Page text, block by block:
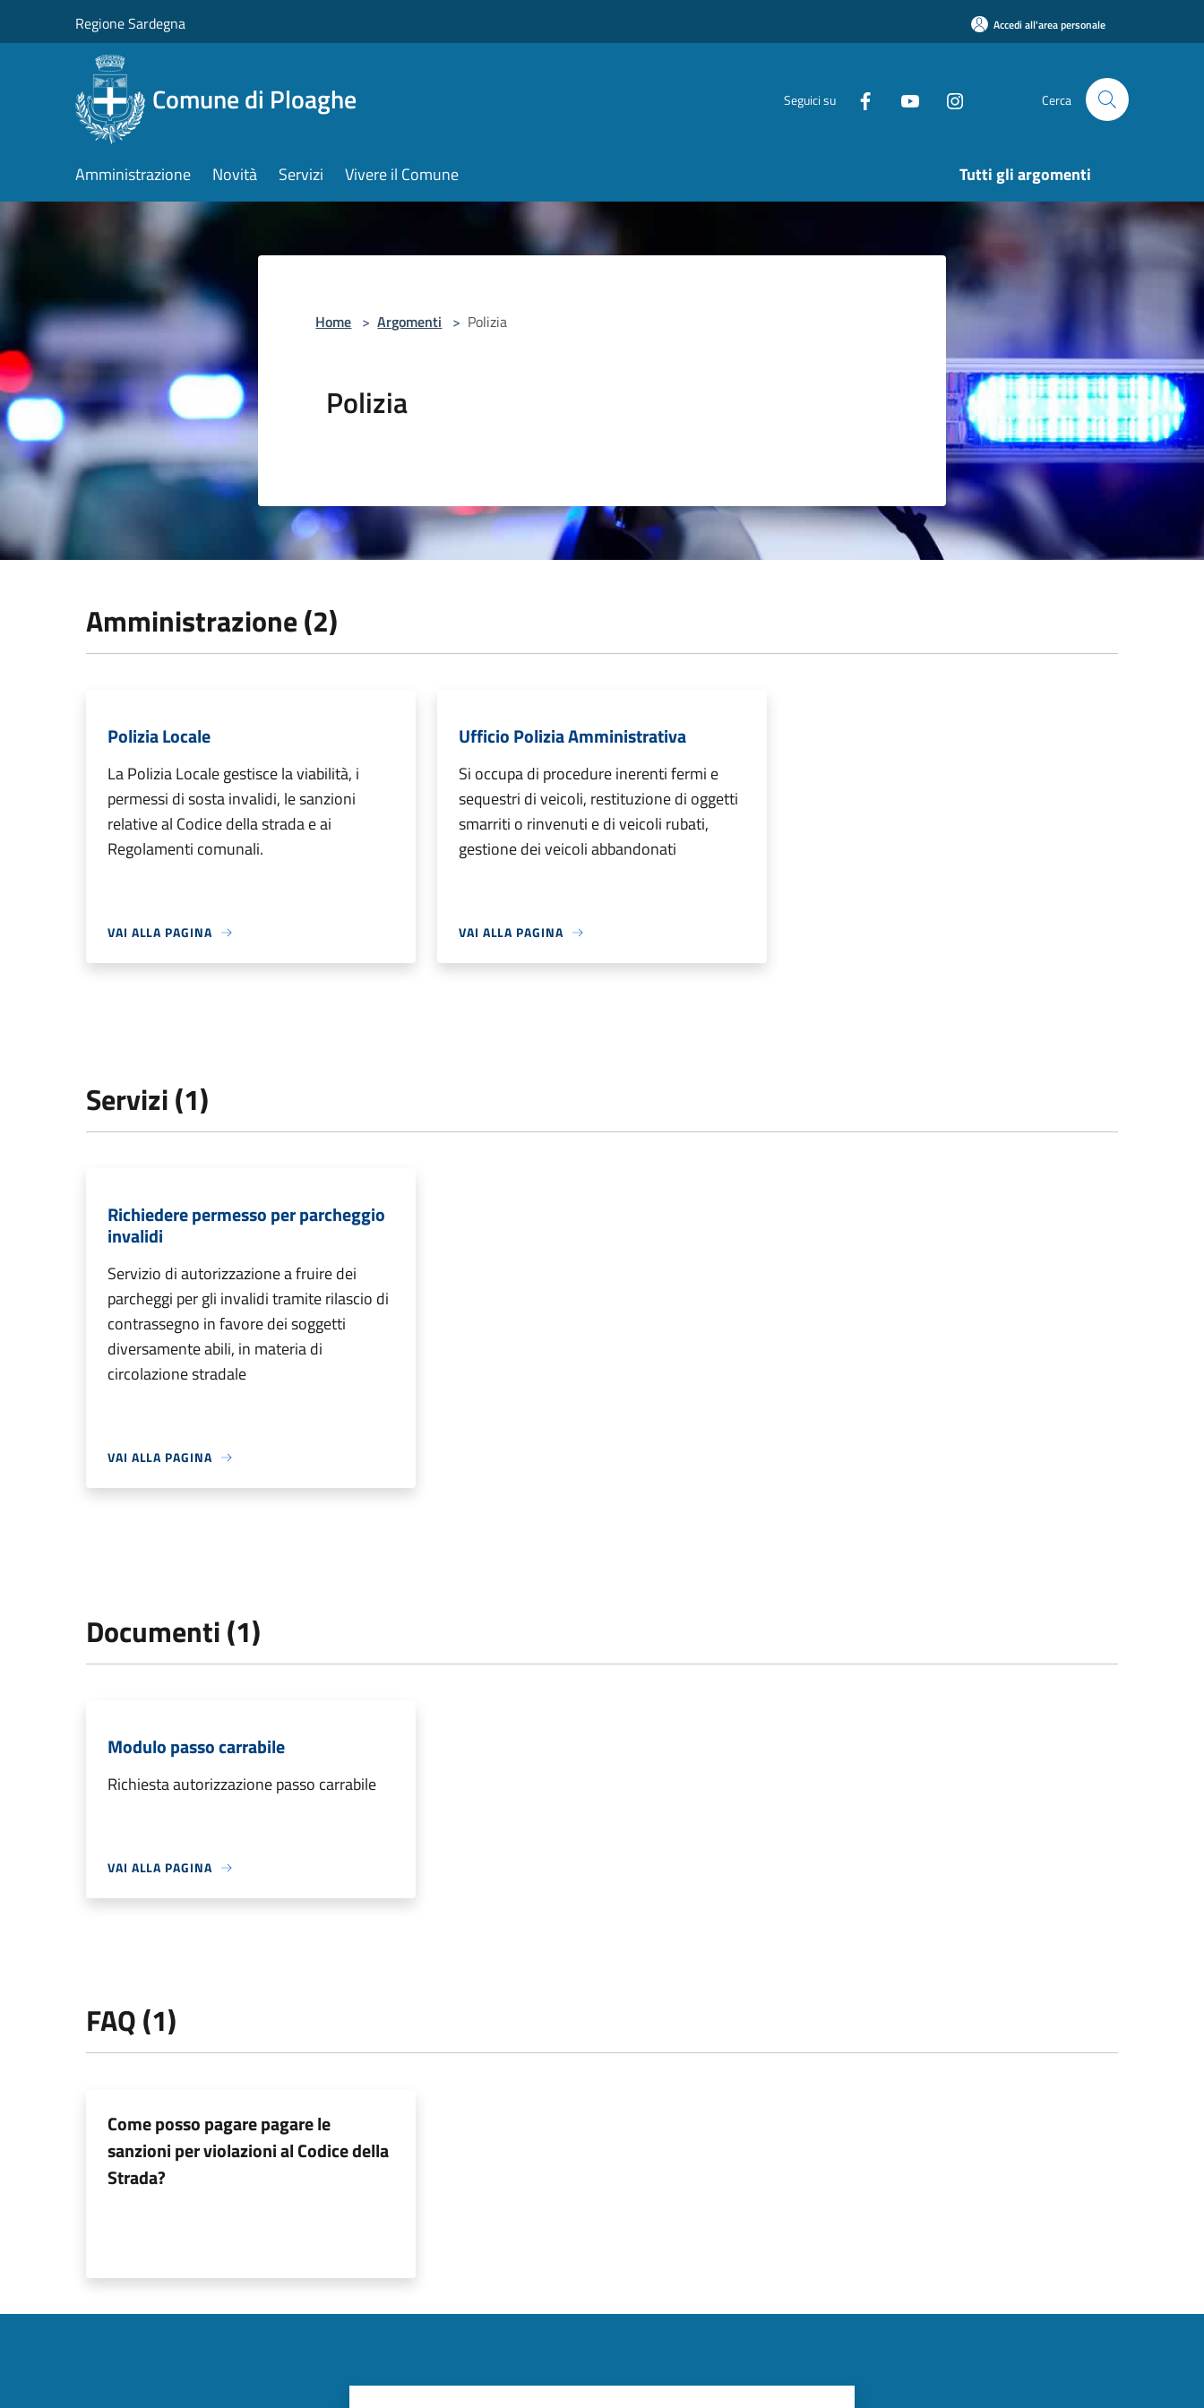
Regione Sardegna Accedi all'area personale
Comune di Ploaghe Seguici su Cerca
Amministrazione Novità Servizi Vivere il Comune Tutti gli argomenti
Home > Argomenti > Polizia
Polizia
Amministrazione (2)
Polizia Locale
La Polizia Locale gestisce la viabilità, i
permessi di sosta invalidi, le sanzioni
relative al Codice della strada e ai
Regolamenti comunali.
VAI ALLA PAGINA
Ufficio Polizia Amministrativa
Si occupa di procedure inerenti fermi e
sequestri di veicoli, restituzione di oggetti
smarriti o rinvenuti e di veicoli rubati,
gestione dei veicoli abbandonati
VAI ALLA PAGINA
Servizi (1)
Richiedere permesso per parcheggio
invalidi
Servizio di autorizzazione a fruire dei
parcheggi per gli invalidi tramite rilascio di
contrassegno in favore dei soggetti
diversamente abili, in materia di
circolazione stradale
VAI ALLA PAGINA
Documenti (1)
Modulo passo carrabile
Richiesta autorizzazione passo carrabile
VAI ALLA PAGINA
FAQ (1)
Come posso pagare pagare le
sanzioni per violazioni al Codice della
Strada?